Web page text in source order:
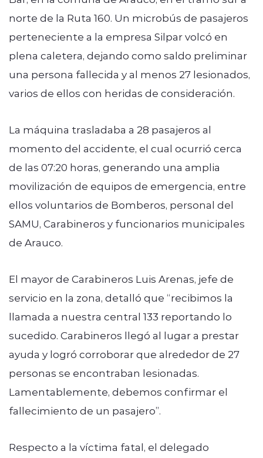
norte de la Ruta 160. Un microbús de pasajeros
perteneciente a la empresa Silpar volcó en
plena caletera, dejando como saldo preliminar
una persona fallecida y al menos 27 lesionados,
varios de ellos con heridas de consideración.
La máquina trasladaba a 28 pasajeros al
momento del accidente, el cual ocurrió cerca
de las 07:20 horas, generando una amplia
movilización de equipos de emergencia, entre
ellos voluntarios de Bomberos, personal del
SAMU, Carabineros y funcionarios municipales
de Arauco.
El mayor de Carabineros Luis Arenas, jefe de
servicio en la zona, detalló que “recibimos la
llamada a nuestra central 133 reportando lo
sucedido. Carabineros llegó al lugar a prestar
ayuda y logró corroborar que alrededor de 27
personas se encontraban lesionadas.
Lamentablemente, debemos confirmar el
fallecimiento de un pasajero”.
Respecto a la víctima fatal, el delegado